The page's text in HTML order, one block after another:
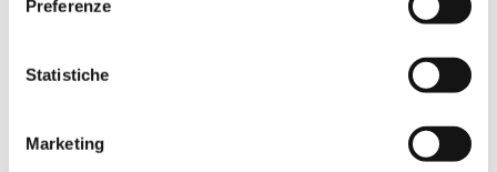
Preferenze
Statistiche
Marketing